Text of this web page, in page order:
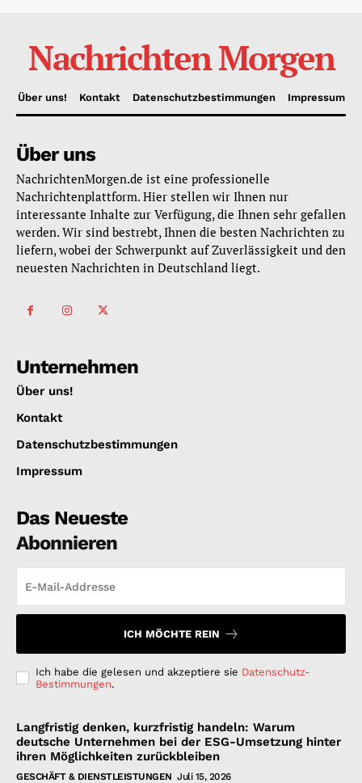
Nachrichten Morgen
Über uns! Kontakt Datenschutzbestimmungen Impressum
Über uns
NachrichtenMorgen.de ist eine professionelle
Nachrichtenplattform. Hier stellen wir Ihnen nur
interessante Inhalte zur Verfügung, die Ihnen sehr gefallen
werden. Wir sind bestrebt, Ihnen die besten Nachrichten zu
liefern, wobei der Schwerpunkt auf Zuverlässigkeit und den
neuesten Nachrichten in Deutschland liegt.
Unternehmen
Über uns!
Kontakt
Datenschutzbestimmungen
Impressum
Das Neueste
Abonnieren
ICH MÖCHTE REIN
Ich habe die gelesen und akzeptiere sie Datenschutz-
Bestimmungen.
Langfristig denken, kurzfristig handeln: Warum
deutsche Unternehmen bei der ESG-Umsetzung hinter
ihren Möglichkeiten zurückbleiben
GESCHÄFT & DIENSTLEISTUNGEN Juli 15, 2026